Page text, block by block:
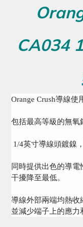
CA034
Orange Crush導線使
包括最高等級的無氧
1/4英寸導線頭鍍鎳
同時提供出色的導
干擾降至最低。
導線外部兩端均熱收
並減少端子上的應力